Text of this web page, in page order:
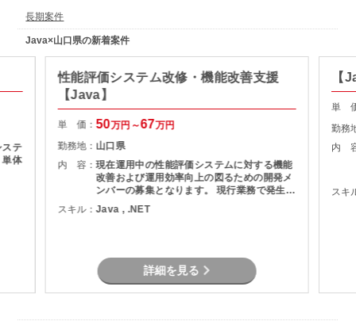
長期案件
Java×山口県の新着案件
単体
性能評価システム改修・機能改善支援
【Java】
単 価：50万円～67万円
勤務地： 山口県
内 容：現在運用中の性能評価システムに対する機能
改善および運用効率向上の図るための開発メ
ンバーの募集となります。 現行業務で発生し
ている課題を整理し、機能追加を実現しま
す。
スキル：Java , .NET
詳細を見る
【
単
勤務
内
スキ